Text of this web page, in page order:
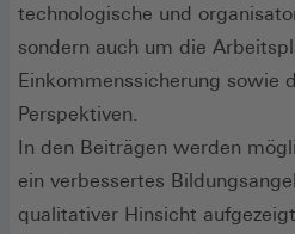
technologische und
sondern auch um die
Einkommenssicherung sowie
Perspektiven.
In den Beiträgen werden
ein verbessertes
qualitativer Hinsicht